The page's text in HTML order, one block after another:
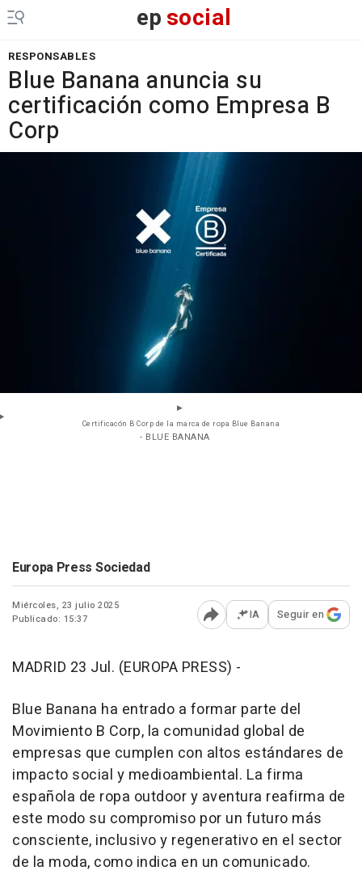
epsocial
RESPONSABLES
Blue Banana anuncia su
certificación como Empresa B
Corp
Certificacón B Corp de la marca de ropa Blue Banana
- BLUE BANANA
Europa Press Sociedad
Miércoles, 23 julio 2025
Publicado: 15:37
Abrir opciones para
IA Seguir en
MADRID 23 Jul. (EUROPA PRESS) -
Blue Banana ha entrado a formar parte del
Movimiento B Corp, la comunidad global de
empresas que cumplen con altos estándares de
impacto social y medioambiental. La firma
española de ropa outdoor y aventura reafirma de
este modo su compromiso por un futuro más
consciente, inclusivo y regenerativo en el sector
de la moda, como indica en un comunicado.